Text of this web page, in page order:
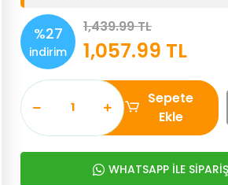
%27
indirim
1,439.99 TL
1,057.99 TL
Sepete
Ekle
WHATSAPP İLE